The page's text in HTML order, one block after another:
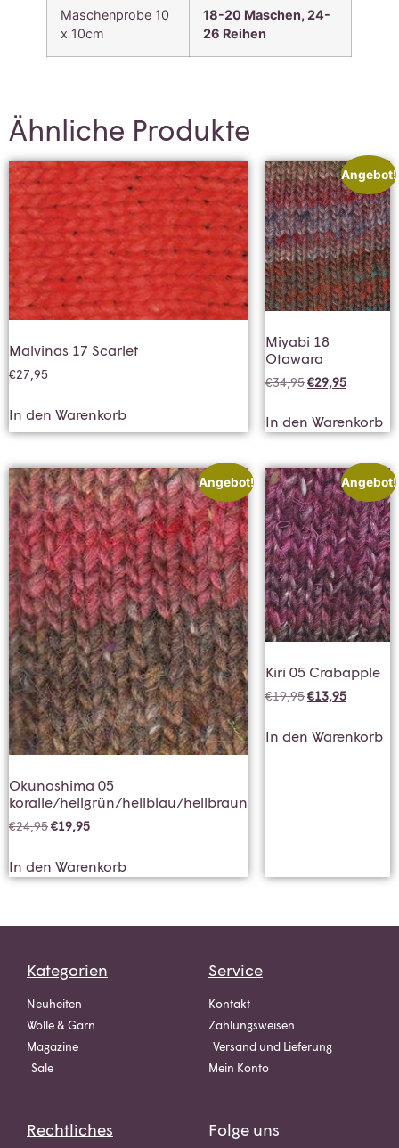
Maschenprobe 10
x 10cm
18-20 Maschen, 24-
26 Reihen
Ähnliche Produkte
Malvinas 17 Scarlet
€27,95
In den Warenkorb
Angebot!
Miyabi 18
Otawara
€34,95€29,95
In den Warenkorb
Angebot!
Okunoshima 05
koralle/hellgrün/hellblau/hellbraun
€24,95€19,95
In den Warenkorb
Angebot!
Kiri 05 Crabapple
€19,95€13,95
In den Warenkorb
Kategorien
Neuheiten
Wolle & Garn
Magazine
Sale
Service
Kontakt
Zahlungsweisen
Versand und Lieferung
Mein Konto
Rechtliches Folge uns